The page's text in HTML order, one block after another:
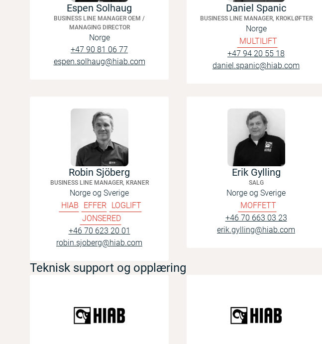
Espen Solhaug
BUSINESS LINE MANAGER OEM /
MANAGING DIRECTOR
Norge
+47 90 81 06 77
espen.solhaug@hiab.com
Daniel Spanic
BUSINESS LINE MANAGER, KROKLØFTER
Norge
MULTILIFT
+47 94 20 55 18
daniel.spanic@hiab.com
Robin Sjöberg
BUSINESS LINE MANAGER, KRANER
Norge og Sverige
HIAB
EFFER LOGLIFT
JONSERED
+46 70 623 20 01
robin.sjoberg@hiab.com
Erik Gylling
SALG
Norge og Sverige
MOFFETT
+46 70 663 03 23
erik.gylling@hiab.com
Teknisk support og opplæring